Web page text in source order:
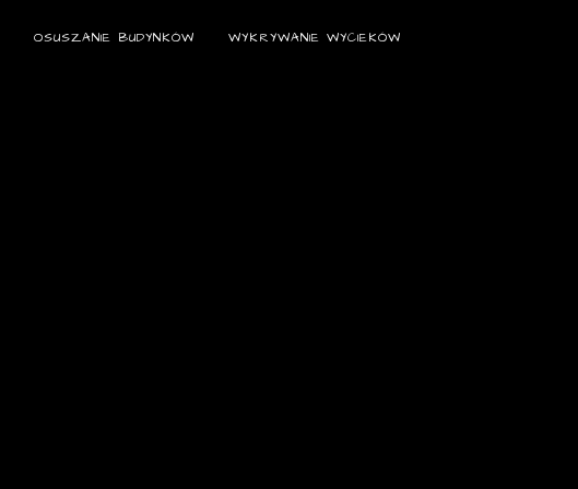
OSUSZANIE BUDYNKÓW WYKRYWANIE WYCIEKÓW